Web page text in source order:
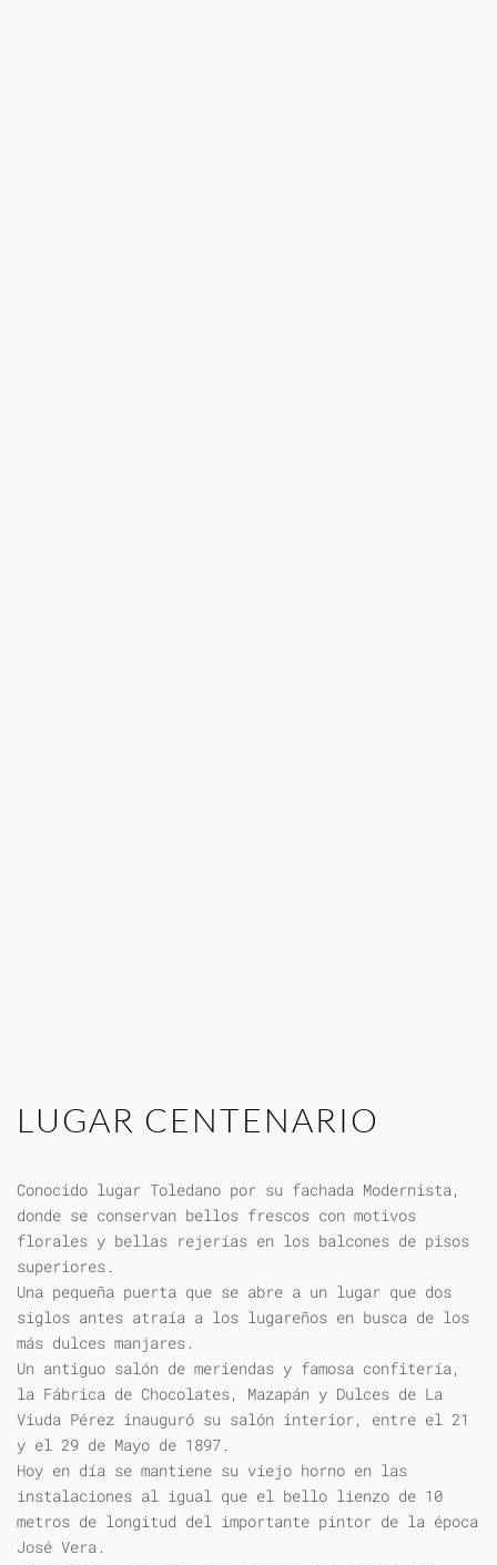
LUGAR CENTENARIO
Conocido lugar Toledano por su fachada Modernista,
donde se conservan bellos frescos con motivos
florales y bellas rejerías en los balcones de pisos
superiores.
Una pequeña puerta que se abre a un lugar que dos
siglos antes atraía a los lugareños en busca de los
más dulces manjares.
Un antiguo salón de meriendas y famosa confitería,
la Fábrica de Chocolates, Mazapán y Dulces de La
Viuda Pérez inauguró su salón interior, entre el 21
y el 29 de Mayo de 1897.
Hoy en día se mantiene su viejo horno en las
instalaciones al igual que el bello lienzo de 10
metros de longitud del importante pintor de la época
José Vera.